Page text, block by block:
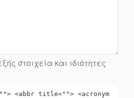
στοιχεία και ιδιότητες
<abbr title=""> <acronym